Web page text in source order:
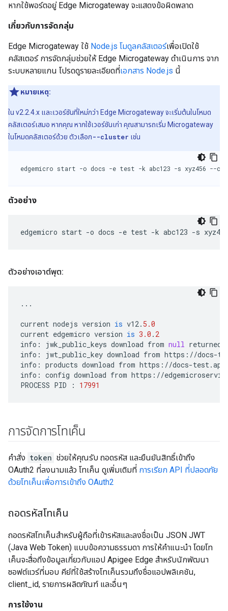
หากใช้พอร์ตอยู่ Edge Microgateway จะแสดงข้อผิดพลาด
เกี่ยวกับการจัดกลุ่ม
Edge Microgateway ใช้ Node.js โมดูลคลัสเตอร์เพื่อเปิดใช้
คลัสเตอร์ การจัดกลุ่มช่วยให้ Edge Microgateway ดำเนินการ จาก
ระบบหลายแกน โปรดดูรายละเอียดที่เอกสาร Node.js นี้
หมายเหตุ:
ใน v2.2.4.x และเวอร์ชันที่ใหม่กว่า Edge Microgateway จะเริ่มต้นในโหมด
คลัสเตอร์เสมอ หากคุณ หากใช้เวอร์ชันเก่า คุณสามารถเริ่ม Microgateway
ในโหมดคลัสเตอร์ด้วย ตัวเลือก--cluster เช่น
edgemicro start -o docs -e test -k abc123 -s xyz456 --
ตัวอย่าง
edgemicro start -o docs -e test -k abc123 -s xyz456
ตัวอย่างเอาต์พุต:
...
current nodejs version is v12. 5.0
current edgemicro version is 3.0 . 2
info : jwk_public_keys download from null returned
info : jwt_public_key download from https : //docs-
info : products download from https : //docs-test.
info : config download from https : //
PROCESS PID : 17991
การจัดการโทเค็น
คำสั่ง token ช่วยให้คุณรับ ถอดรหัส และยืนยันสิทธิ์เข้าถึง
OAuth2 ที่ลงนามแล้ว โทเค็น ดูเพิ่มเติมที่ การเรียก API ที่ปลอดภัย
ด้วยโทเค็นเพื่อการเข้าถึง OAuth2
ถอดรหัสโทเค็น
ถอดรหัสโทเค็นสำหรับผู้ถือที่เข้ารหัสและลงชื่อเป็น JSON JWT
(Java Web Token) แบบข้อความธรรมดา การให้คำแนะนำ โดยโท
เค็นจะสื่อถึงข้อมูลเกี่ยวกับแอป Apigee Edge สำหรับนักพัฒนา
ซอฟต์แวร์ที่มอบ คีย์ที่ใช้สร้างโทเค็นรวมถึงชื่อแอปพลิเคชัน,
client_id, รายการผลิตภัณฑ์ และอื่นๆ
การใช้งาน